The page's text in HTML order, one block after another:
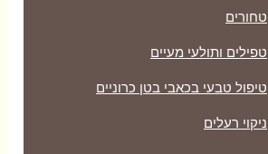
טחורים
טפילים ותולעי מעיים
טיפול טבעי בכאבי בטן כרוניים
ניקוי רעלים